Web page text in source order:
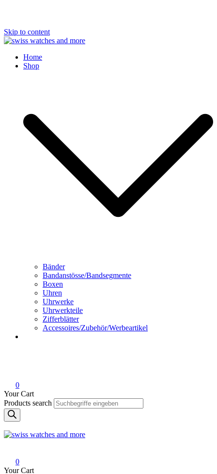
Skip to content
Swiss Watches and More
Home
Shop
Bänder
Bandanstösse/Bandsegmente
Boxen
Uhren
Uhrwerke
Uhrwerkteile
Zifferblätter
Accessoires/Zubehör/Werbeartikel
0
Your Cart
Products search
0
Your Cart